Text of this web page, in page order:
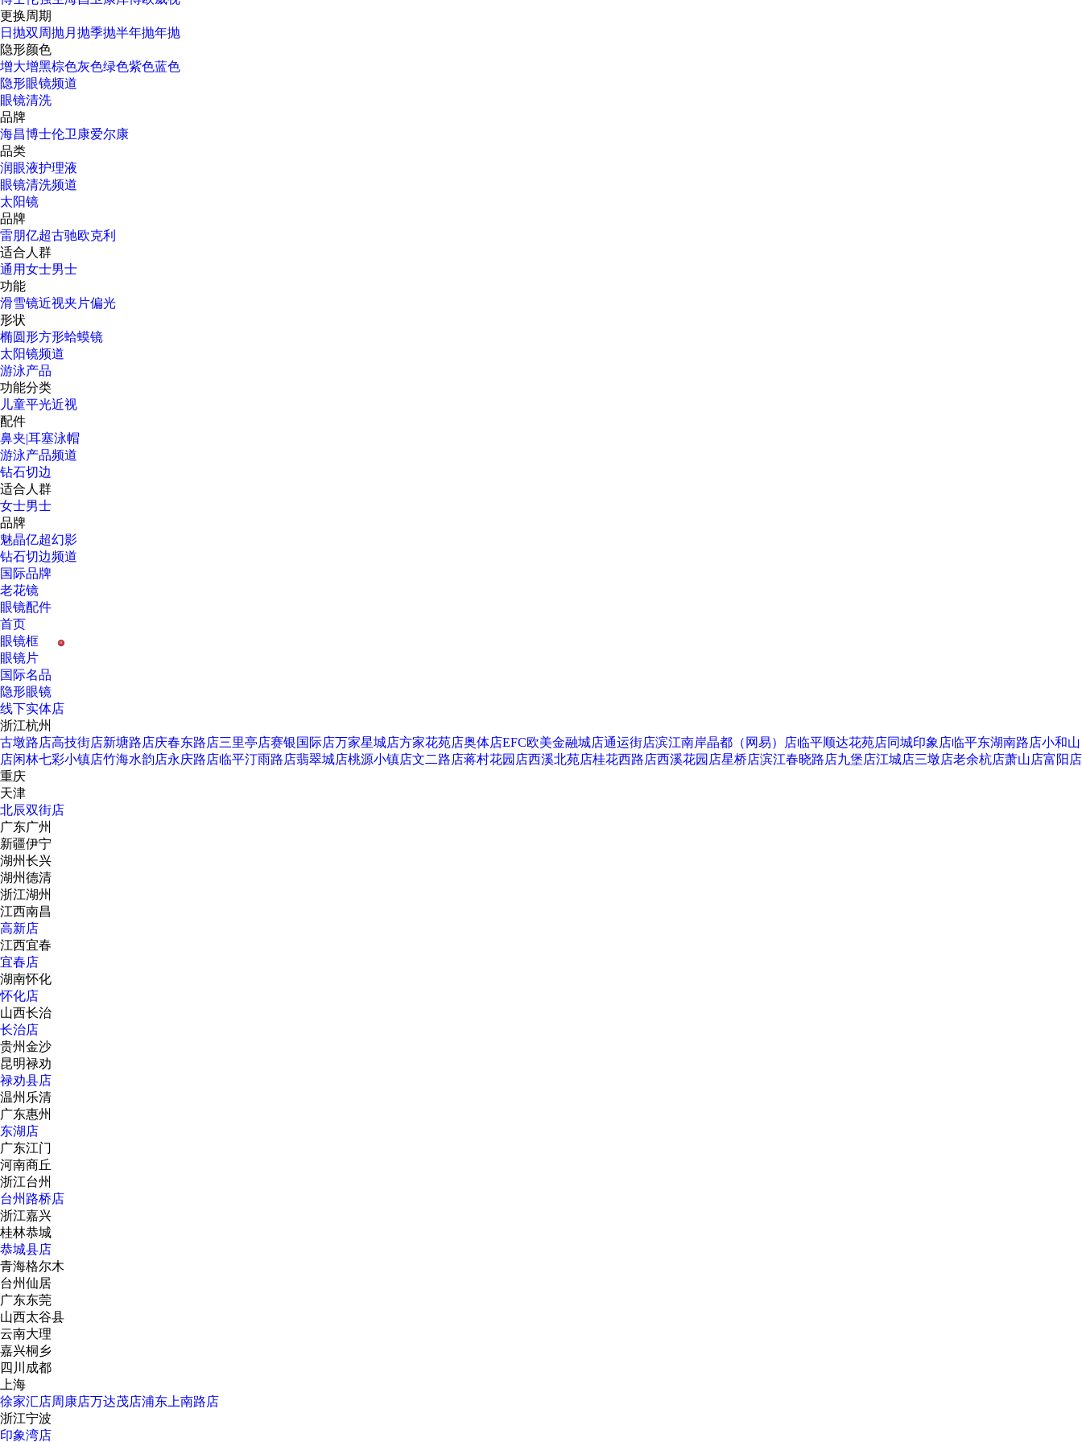
更换周期
日抛双周抛月抛季抛半年抛年抛
隐形颜色
增大增黑棕色灰色绿色紫色蓝色
隐形眼镜频道
眼镜清洗
品牌
海昌博士伦卫康爱尔康
品类
润眼液护理液
眼镜清洗频道
太阳镜
品牌
雷朋亿超古驰欧克利
适合人群
通用女士男士
功能
滑雪镜近视夹片偏光
形状
椭圆形方形蛤蟆镜
太阳镜频道
游泳产品
功能分类
儿童平光近视
配件
鼻夹|耳塞泳帽
游泳产品频道
钻石切边
适合人群
女士男士
品牌
魅晶亿超幻影
钻石切边频道
国际品牌
老花镜
眼镜配件
首页
H
眼镜框
眼镜片
国际名品
隐形眼镜
线下实体店
浙江杭州
古墩路店高技街店新塘路店庆春东路店三里亭店赛银国际店万家星城店方家花苑店奥体店EFC欧美金融城店通运街店滨江南岸晶都（网易）店临平顺达花苑店同城印象店临平东湖南路店小和山
店闲林七彩小镇店竹海水韵店永庆路店临平汀雨路店翡翠城店桃源小镇店文二路店蒋村花园店西溪北苑店桂花西路店西溪花园店星桥店滨江春晓路店九堡店江城店三墩店老余杭店萧山店富阳店
重庆
天津
北辰双街店
广东广州
新疆伊宁
湖州长兴
湖州德清
浙江湖州
江西南昌
高新店
江西宜春
宜春店
湖南怀化
怀化店
山西长治
长治店
贵州金沙
昆明禄劝
禄劝县店
温州乐清
广东惠州
东湖店
广东江门
河南商丘
浙江台州
台州路桥店
浙江嘉兴
桂林恭城
恭城县店
青海格尔木
台州仙居
广东东莞
山西太谷县
云南大理
嘉兴桐乡
四川成都
上海
徐家汇店周康店万达茂店浦东上南路店
浙江宁波
印象湾店